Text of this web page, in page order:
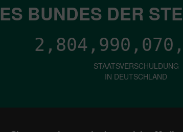
BUNDES DER
STAATSVERSCHULDUNG
IN DEUTSCHLAND